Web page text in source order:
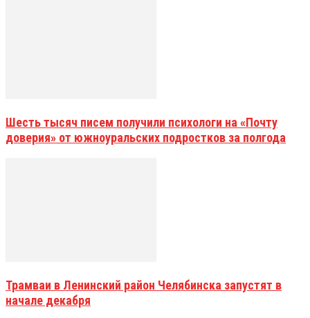
Шесть тысяч писем получили психологи на «Почту
доверия» от южноуральских подростков за полгода
Трамваи в Ленинский район Челябинска запустят в
начале декабря